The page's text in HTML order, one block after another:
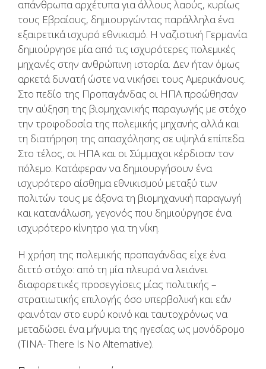
απάνθρωπα αρχέτυπα για άλλους λαούς, κυρίως
τους Εβραίους, δημιουργώντας παράλληλα ένα
εξαιρετικά ισχυρό εθνικισμό. Η ναζιστική Γερμανία
δημιούργησε μία από τις ισχυρότερες πολεμικές
μηχανές στην ανθρώπινη ιστορία. Δεν ήταν όμως
αρκετά δυνατή ώστε να νικήσει τους Αμερικάνους.
Στο πεδίο της Προπαγάνδας οι ΗΠΑ προώθησαν
την αύξηση της βιομηχανικής παραγωγής με στόχο
την τροφοδοσία της πολεμικής μηχανής αλλά και
τη διατήρηση της απασχόλησης σε υψηλά επίπεδα.
Στο τέλος, οι ΗΠΑ και οι Σύμμαχοι κέρδισαν τον
πόλεμο. Κατάφεραν να δημιουργήσουν ένα
ισχυρότερο αίσθημα εθνικισμού μεταξύ των
πολιτών τους με άξονα τη βιομηχανική παραγωγή
και κατανάλωση, γεγονός που δημιούργησε ένα
ισχυρότερο κίνητρο για τη νίκη.
Η χρήση της πολεμικής προπαγάνδας είχε ένα
διττό στόχο: από τη μία πλευρά να λειάνει
διαφορετικές προσεγγίσεις μίας πολιτικής –
στρατιωτικής επιλογής όσο υπερβολική και εάν
φαινόταν στο ευρύ κοινό και ταυτοχρόνως να
μεταδώσει ένα μήνυμα της ηγεσίας ως μονόδρομο
(ΤΙΝΑ- There Is No Alternative).